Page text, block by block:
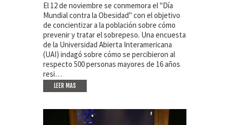
El 12 de noviembre se conmemora el "Día
Mundial contra la Obesidad" con el objetivo
de concientizar a la población sobre cómo
prevenir y tratar el sobrepeso. Una encuesta
de la Universidad Abierta Interamericana
(UAI) indagó sobre cómo se percibieron al
respecto 500 personas mayores de 16 años
resi…
LEER MAS